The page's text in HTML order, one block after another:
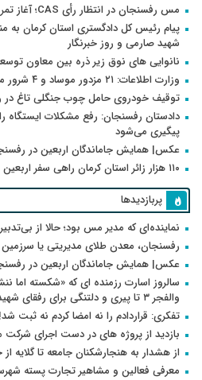
مس رفسنجان در انتظار رأی CAS؛ آغاز تمرینات از هفته آینده
شهید صارمی و روز خبرنگار
نانوایی های نوق زیر ذره بین معاون
وزارت اطلاعات: ۲۱ مزدور موساد و ۴ شرور مسلح در کرمان بازداشت شدند
توقیف خودروی حامل چوب جنگلی تاغ در
دادستان رفسنجان: رفع مشکلات ایستگاه
پیگیری می‌شود
عکس| همایش جاماندگان اربعین در
۱۱۰ هزار زائر استان کرمان راهی سفر اربعین شدند
پربازدیدها
نماینده‌ای که مدیر مس بود؛ حالا از
رفسنجان، معدن طلای مدیریتی یا
عکس| همایش جاماندگان اربعین در
سالروز اسارت رزمنده ای که «شکسته اما
والفجر ۳ تا پیری و دلتنگی برای رفقای شهید
تفکری: قراردادم را نه امضا کردم نه ثبت شد!
بازدید از پروژه های در دست اجرای
از هشدار به هنجارشکنان جامعه تا گلایه
معرفی فعالین و مشاهیر تجارت پسته